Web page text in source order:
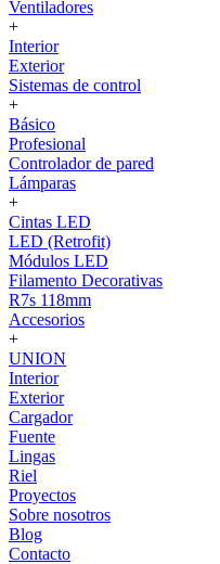
Ventiladores
+
Interior
Exterior
Sistemas de control
+
Básico
Profesional
Controlador de pared
Lámparas
+
Cintas LED
LED (Retrofit)
Módulos LED
Filamento Decorativas
R7s 118mm
Accesorios
+
UNION
Interior
Exterior
Cargador
Fuente
Lingas
Riel
Proyectos
Sobre nosotros
Blog
Contacto